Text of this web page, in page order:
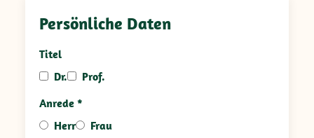
Persönliche Daten
Titel
Dr.
Prof.
Anrede *
Herr
Frau